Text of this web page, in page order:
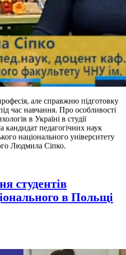
але справжню підготовку
час навчання. Про особливості
в Україні в студії
кандидат педагогічних наук
національного університету
Людмила Сіпко.
студентів
в Польщі